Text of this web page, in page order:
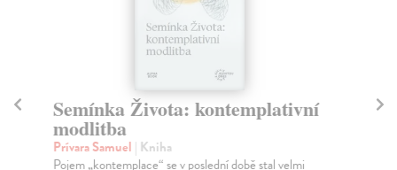
Semínka Života: kontemplativní
modlitba
Prívara Samuel | Kniha
Pojem „kontemplace“ se v poslední době stal velmi